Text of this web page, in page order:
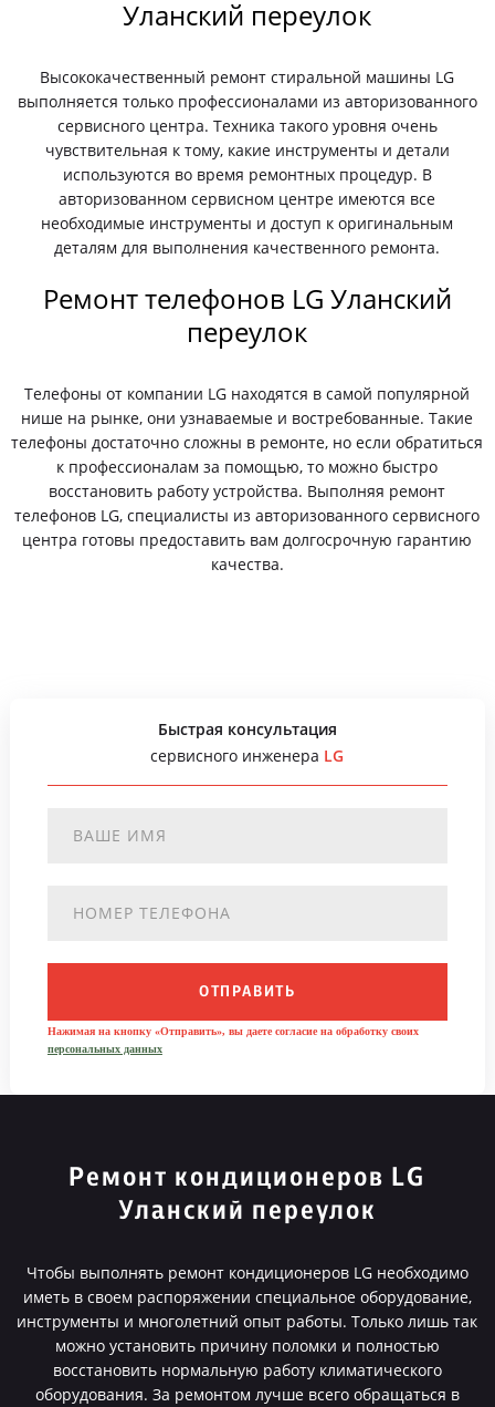
Уланский переулок
Высококачественный ремонт стиральной машины LG
выполняется только профессионалами из авторизованного
сервисного центра. Техника такого уровня очень
чувствительная к тому, какие инструменты и детали
используются во время ремонтных процедур. В
авторизованном сервисном центре имеются все
необходимые инструменты и доступ к оригинальным
деталям для выполнения качественного ремонта.
Ремонт телефонов LG Уланский
переулок
Телефоны от компании LG находятся в самой популярной
нише на рынке, они узнаваемые и востребованные. Такие
телефоны достаточно сложны в ремонте, но если обратиться
к профессионалам за помощью, то можно быстро
восстановить работу устройства. Выполняя ремонт
телефонов LG, специалисты из авторизованного сервисного
центра готовы предоставить вам долгосрочную гарантию
качества.
Быстрая консультация
сервисного инженера LG
ОТПРАВИТЬ
Нажимая на кнопку «Отправить», вы даете согласие на обработку своих
персональных данных
Ремонт кондиционеров LG
Уланский переулок
Чтобы выполнять ремонт кондиционеров LG необходимо
иметь в своем распоряжении специальное оборудование,
инструменты и многолетний опыт работы. Только лишь так
можно установить причину поломки и полностью
восстановить нормальную работу климатического
оборудования. За ремонтом лучше всего обращаться в